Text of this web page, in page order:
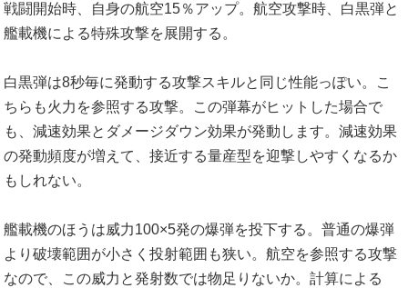
戦闘開始時、自身の航空15％アップ。航空攻撃時、白黒弾と
艦載機による特殊攻撃を展開する。
白黒弾は8秒毎に発動する攻撃スキルと同じ性能っぽい。こ
ちらも火力を参照する攻撃。この弾幕がヒットした場合で
も、減速効果とダメージダウン効果が発動します。減速効果
の発動頻度が増えて、接近する量産型を迎撃しやすくなるか
もしれない。
艦載機のほうは威力100×5発の爆弾を投下する。普通の爆弾
より破壊範囲が小さく投射範囲も狭い。航空を参照する攻撃
なので、この威力と発射数では物足りないか。計算による